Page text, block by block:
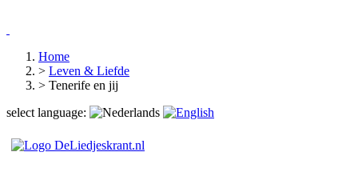
Home
> Leven & Liefde
> Tenerife en jij
select language: